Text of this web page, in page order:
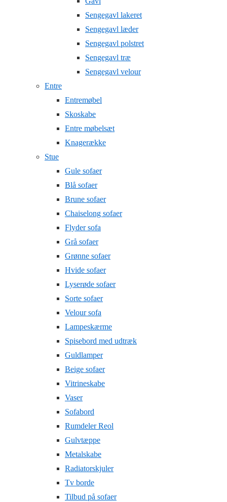
Sengegavl lakeret
Sengegavl læder
Sengegavl polstret
Sengegavl træ
Sengegavl velour
Entre
Entremøbel
Skoskabe
Entre møbelsæt
Knagerække
Stue
Gule sofaer
Blå sofaer
Brune sofaer
Chaiselong sofaer
Flyder sofa
Grå sofaer
Grønne sofaer
Hvide sofaer
Lyserøde sofaer
Sorte sofaer
Velour sofa
Lampeskærme
Spisebord med udtræk
Guldlamper
Beige sofaer
Vitrineskabe
Vaser
Sofabord
Rumdeler Reol
Gulvtæppe
Metalskabe
Radiatorskjuler
Tv borde
Tilbud på sofaer